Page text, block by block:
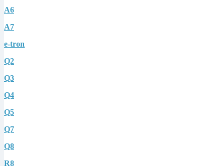
A6
A7
e-tron
Q2
Q3
Q4
Q5
Q7
Q8
R8